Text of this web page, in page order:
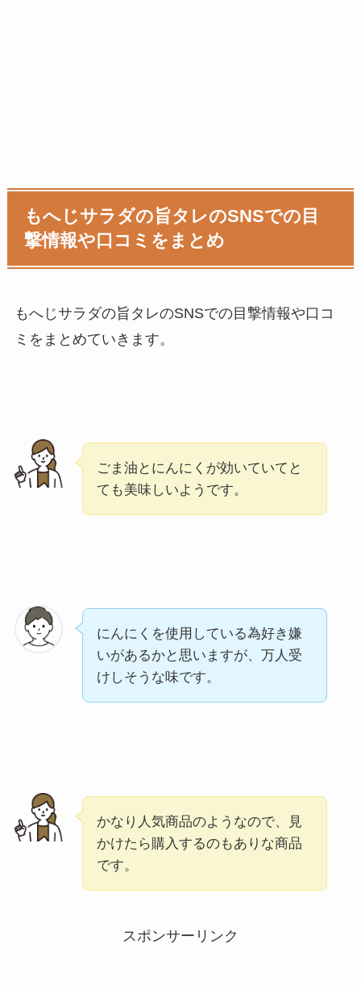
もへじサラダの旨タレのSNSでの目
撃情報や口コミをまとめ
もへじサラダの旨タレのSNSでの目撃情報や口コ
ミをまとめていきます。
ごま油とにんにくが効いていてと
ても美味しいようです。
にんにくを使用している為好き嫌
いがあるかと思いますが、万人受
けしそうな味です。
かなり人気商品のようなので、見
かけたら購入するのもありな商品
です。
スポンサーリンク